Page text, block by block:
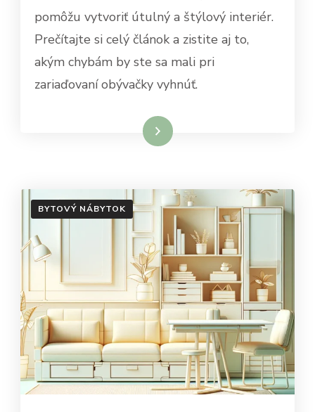
pomôžu vytvoriť útulný a štýlový interiér.
Prečítajte si celý článok a zistite aj to,
akým chybám by ste sa mali pri
zariaďovaní obývačky vyhnúť.
Dowiedz się więcej
BYTOVÝ NÁBYTOK